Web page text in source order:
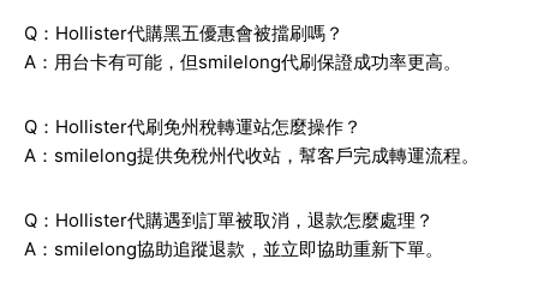
Q：Hollister代購黑五優惠會被擋刷嗎？
A：用台卡有可能，但smilelong代刷保證成功率更高。
Q：Hollister代刷免州稅轉運站怎麼操作？
A：smilelong提供免稅州代收站，幫客戶完成轉運流程。
Q：Hollister代購遇到訂單被取消，退款怎麼處理？
A：smilelong協助追蹤退款，並立即協助重新下單。